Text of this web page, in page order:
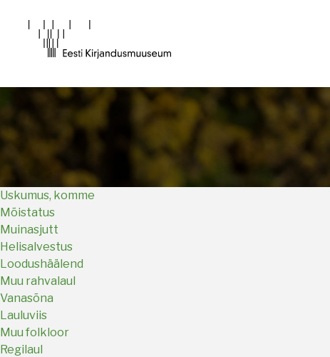
Main
Uskumus, komme
Mõistatus
Muinasjutt
Helisalvestus
Loodushäälend
Muu rahvalaul
Vanasõna
Lauluviis
Muu folkloor
Regilaul